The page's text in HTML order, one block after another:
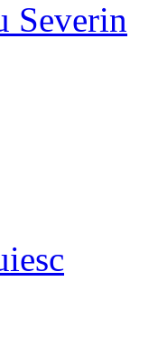
Severin